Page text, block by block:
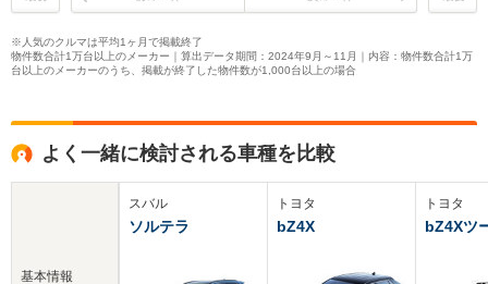
※人気のクルマは平均1ヶ月で掲載終了
物件数合計1万台以上のメーカー｜算出データ期間：2024年9月～11月｜内容：物件数合計1万
台以上のメーカーのうち、掲載が終了した物件数が1,000台以上の場合
よく一緒に検討される車種を比較
基本情報
スバル
ソルテラ
トヨタ
bZ4X
トヨタ
bZ4Xツ